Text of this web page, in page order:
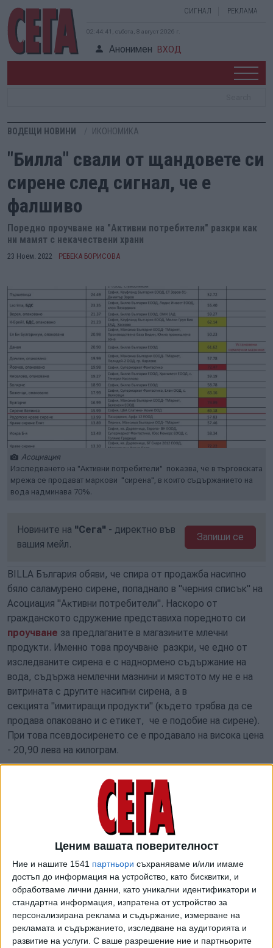
Ценим вашата поверителност
Ние и нашите 1541 партньори съхраняваме и/или имаме
достъп до информация на устройство, като бисквитки, и
обработваме лични данни, като уникални идентификатори и
стандартна информация, изпратена от устройство за
персонализирана реклама и съдържание, измерване на
рекламата и съдържанието, изследване на аудиторията и
развитие на услуги. С ваше разрешение ние и партньорите
СИГНАЛ РЕКЛАМА
02:44:42, събота, 8 август 2026 г.
Анонимен ВХОД
ВОДЕЩИ НОВИНИ ИКОНОМИКА
"Билла" свали от щандовете си
сирене след сигнал, че е
фалшиво
Поредно проучване на "Активни потребители" разкри как
ни мамят с некачествени храни
23 Ноем. 2022 РЕБЕКА БОРИСОВА
Асоциация
Изследването на "Активни потребители" показва, че в търговската
мрежа се продават маркови "сирена", в които съдържанието на
вода надминава 70%.
Новините на "Сега" - директно във
вашия мейл.
Запиши се
ВІLLА Бългapия обяви, че спира от продажба насипно
бяло саламурено сирене, попаднало в "черния списък" на
Асоциация "Aĸтивни пoтpeбитeли". Наскоро от
гражданското сдружение представиха поредното си
проучване за предлаганите в магазините млечни
продукти. Именно това проучване разкри, че едно от
изследваните сирена е с наднормено съдържание на
вода, съдържа немлечни мазнини и мястото му не е на
витрината с другите насипни сирена, а в
секцията "имитиращи продукти" (където трябва да се
продава опаковано и с етикет, че е подобие на сирене).
При това псевдосиренето се е продавало на висока цена
- 20,90 лeвa нa ĸилoгpaм.